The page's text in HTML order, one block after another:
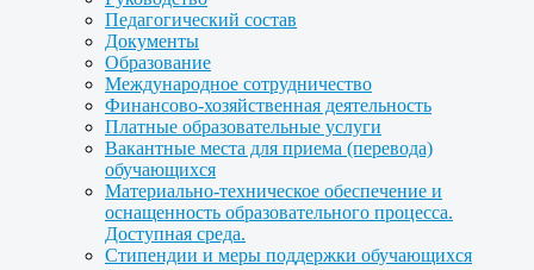
Педагогический состав
Документы
Образование
Международное сотрудничество
Финансово-хозяйственная деятельность
Платные образовательные услуги
Вакантные места для приема (перевода)
обучающихся
Материально-техническое обеспечение и
оснащенность образовательного процесса.
Доступная среда.
Стипендии и меры поддержки обучающихся